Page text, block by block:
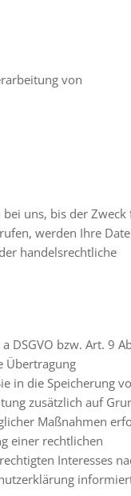
von
uns, bis der Zweck
werden Ihre
handelsrechtliche
DSGVO bzw. Art. 9
Übertragung
in die Speicherung
zusätzlich auf
Maßnahmen
einer rechtlichen
Interesses